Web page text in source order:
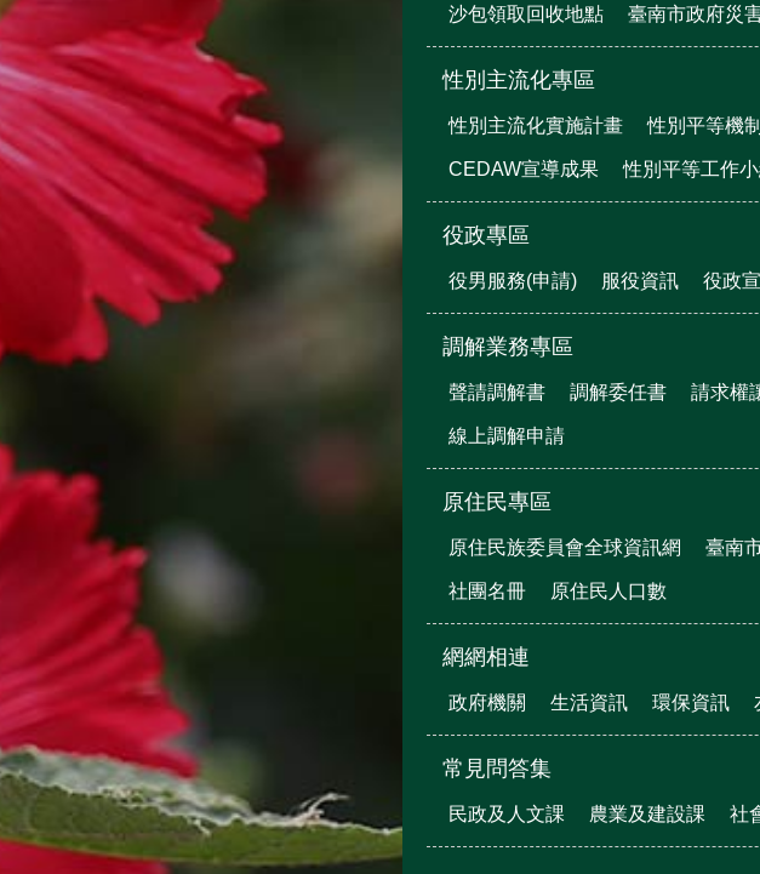
沙包領取回收地點 臺南市政府災
性別主流化專區
性別主流化實施計畫 性別平等機制
CEDAW宣導成果 性別平等工作
役政專區
役男服務(申請) 服役資訊 役政
調解業務專區
聲請調解書 調解委任書 請求權
線上調解申請
原住民專區
原住民族委員會全球資訊網 臺南
社團名冊 原住民人口數
網網相連
政府機關 生活資訊 環保資訊
常見問答集
民政及人文課 農業及建設課 社